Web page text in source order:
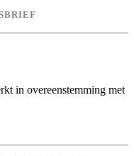
in overeenstemming met